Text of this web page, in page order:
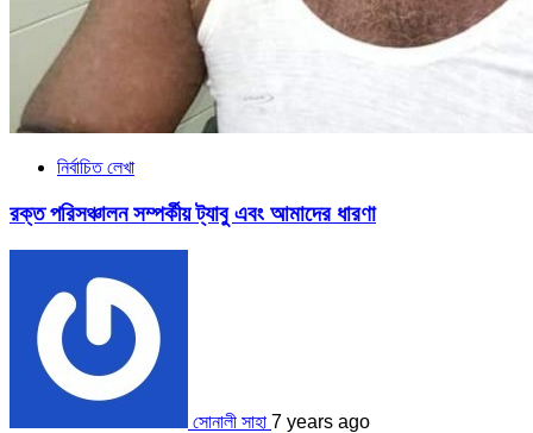
নির্বাচিত লেখা
রক্ত পরিসঞ্চালন সম্পর্কীয় ট্যাবু এবং আমাদের ধারণা
সোনালী সাহা 7 years ago